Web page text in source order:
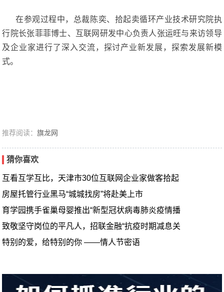
在参观过程中，总裁陈奕、拾起卖循环产业技术研究院执
行院长张菲菲博士、互联网研发中心负责人张运旺与来访领导
及企业家进行了深入交流，探讨产业新发展，探索发展新模
式。
推荐阅读：旗龙网
猜你喜欢
互看互学互比，天津市30位互联网企业家做客拾起
房屋托管行业黑马“城城找房”将赴美上市
育学园携手雀巢母婴推出“新型冠状病毒肺炎疫情播
致敬坚守岗位的平凡人，招联金融“抗疫时期减息关
特别的爱，给特别的你 ——情人节密语